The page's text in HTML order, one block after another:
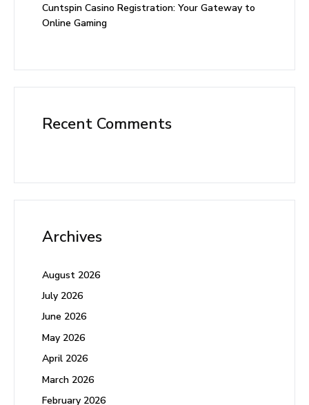
Cuntspin Casino Registration: Your Gateway to
Online Gaming
Recent Comments
Archives
August 2026
July 2026
June 2026
May 2026
April 2026
March 2026
February 2026